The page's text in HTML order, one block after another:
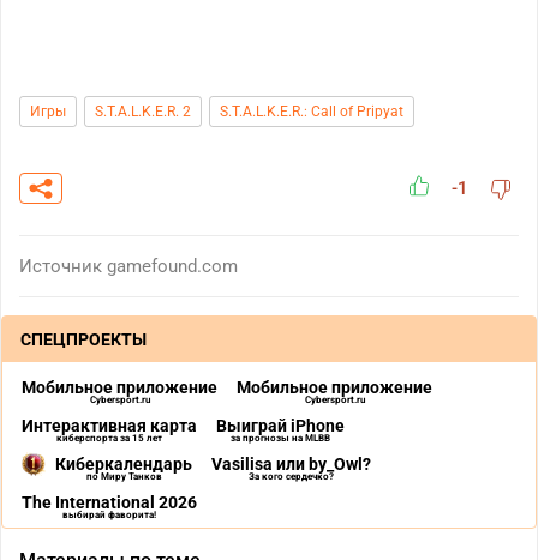
Игры S.T.A.L.K.E.R. 2 S.T.A.L.K.E.R.: Call of Pripyat
-1
Источник gamefound.com
СПЕЦПРОЕКТЫ
Мобильное приложение
Cybersport.ru
Мобильное приложение
Cybersport.ru
Интерактивная карта
киберспорта за 15 лет
Выиграй iPhone
за прогнозы на MLBB
Киберкалендарь
по Миру Танков
Vasilisa или by_Owl?
За кого сердечко?
The International 2026
выбирай фаворита!